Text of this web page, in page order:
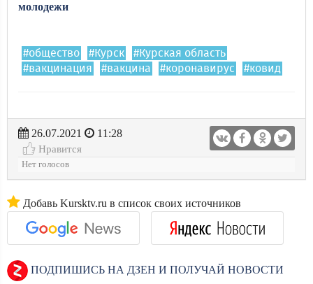
молодежи
#общество #Курск
#Курская область
#вакцинация
#вакцина #коронавирус #ковид
26.07.2021
11:28
Нравится
Нет голосов
Добавь Kursktv.ru в список своих источников
ПОДПИШИСЬ НА ДЗЕН И ПОЛУЧАЙ НОВОСТИ